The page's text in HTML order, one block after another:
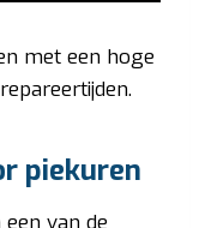
met een hoge
piekuren
van de